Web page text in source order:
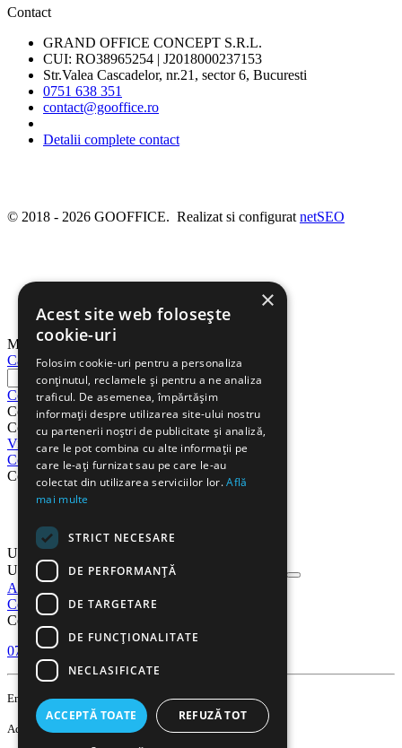
Contact
GRAND OFFICE CONCEPT S.R.L.
CUI: RO38965254 | J2018000237153
Str.Valea Cascadelor, nr.21, sector 6, Bucuresti
0751 638 351
contact@gooffice.ro
Detalii complete contact
© 2018 - 2026 GOOFFICE. Realizat si configurat netSEO
Meniu
Cautati
Cos
Cos
Cosul este gol
Vizualizati cosul Procesare
Cont
Cont
Comenzi
Urmarire comanda
Urmarire comanda
Autentificare
Contact
Contact
0751 638 351
Email contact@gooffice.ro
Adresa
×
Acest site web folosește
cookie-uri
Folosim cookie-uri pentru a personaliza
conținutul, reclamele și pentru a ne analiza
traficul. De asemenea, împărtășim
informații despre utilizarea site-ului nostru
cu partenerii noștri de publicitate și analiză,
care le pot combina cu alte informații pe
care le-ați furnizat sau pe care le-au
colectat din utilizarea serviciilor lor.Află
mai multe
STRICT NECESARE
DE PERFORMANȚĂ
DE TARGETARE
DE FUNCŢIONALITATE
NECLASIFICATE
ACCEPTĂ TOATE REFUZĂ TOT